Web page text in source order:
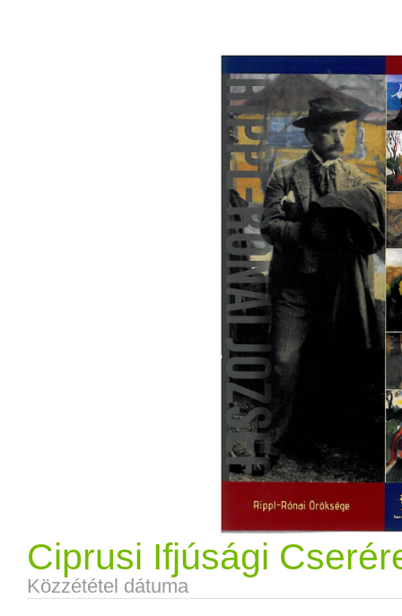
Ciprusi Ifjúsági
Közzététel dátuma